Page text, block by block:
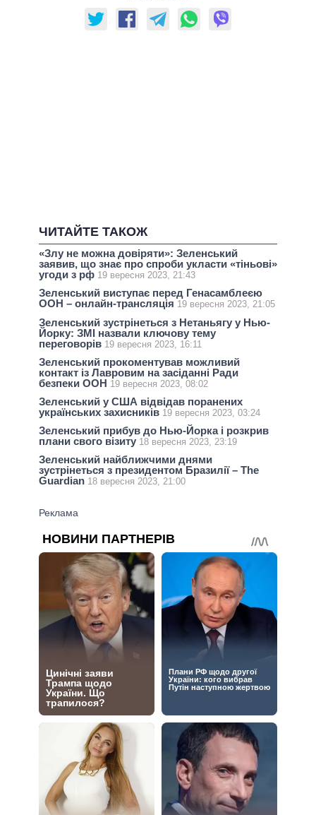
ЧИТАЙТЕ ТАКОЖ
«Злу не можна довіряти»: Зеленський
заявив, що знає про спроби укласти «тіньові»
угоди з рф 19 вересня 2023, 21:43
Зеленський виступає перед Генасамблеєю
ООН – онлайн-трансляція 19 вересня 2023, 21:05
Зеленський зустрінеться з Нетаньягу у Нью-
Йорку: ЗМІ назвали ключову тему
переговорів 19 вересня 2023, 16:11
Зеленський прокоментував можливий
контакт із Лавровим на засіданні Ради
безпеки ООН 19 вересня 2023, 08:02
Зеленський у США відвідав поранених
українських захисників 19 вересня 2023, 03:24
Зеленський прибув до Нью-Йорка і розкрив
плани свого візиту 18 вересня 2023, 23:19
Зеленський найближчими днями
зустрінеться з президентом Бразилії – The
Guardian 18 вересня 2023, 21:00